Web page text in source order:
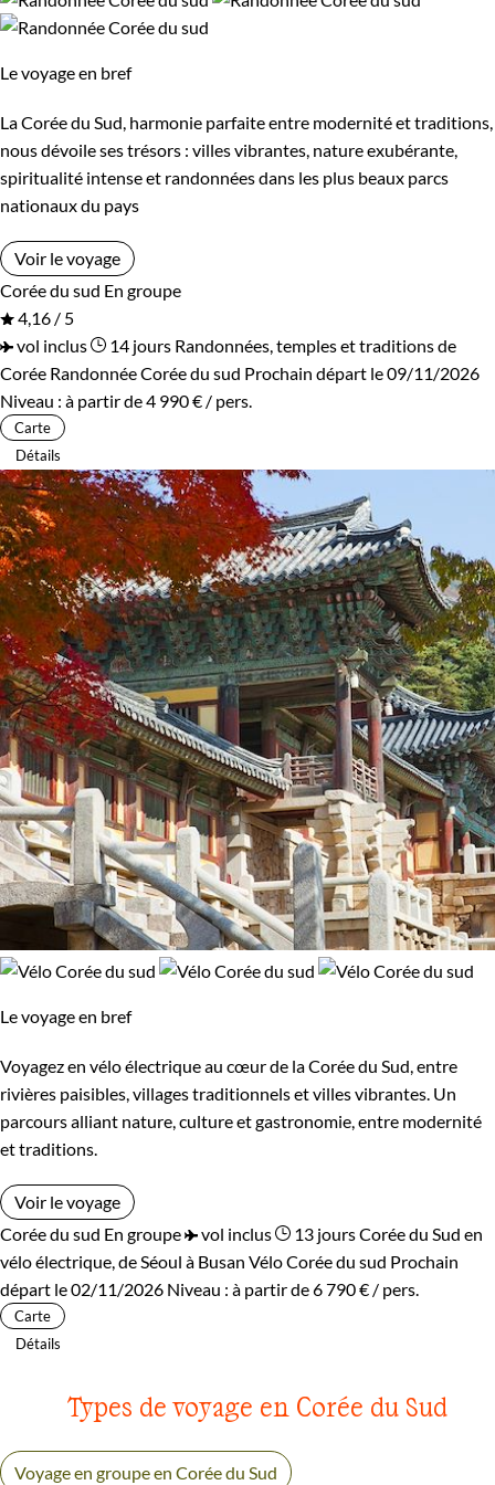
Le voyage en bref
La Corée du Sud, harmonie parfaite entre modernité et traditions,
nous dévoile ses trésors : villes vibrantes, nature exubérante,
spiritualité intense et randonnées dans les plus beaux parcs
nationaux du pays
Voir le voyage
Corée du sud En groupe
4,16 / 5
vol inclus
14 jours Randonnées, temples et traditions de
Corée Randonnée Corée du sud Prochain départ le 09/11/2026
Niveau : à partir de4 990 € / pers.
Carte
Détails
Le voyage en bref
Voyagez en vélo électrique au cœur de la Corée du Sud, entre
rivières paisibles, villages traditionnels et villes vibrantes. Un
parcours alliant nature, culture et gastronomie, entre modernité
et traditions.
Voir le voyage
Corée du sud En groupe vol inclus 13 joursCorée du Sud en
vélo électrique, de Séoul à Busan Vélo Corée du sud Prochain
départ le 02/11/2026 Niveau : à partir de6 790 € / pers.
Carte
Détails
Types de voyage en Corée du Sud
Voyage en groupe en Corée du Sud